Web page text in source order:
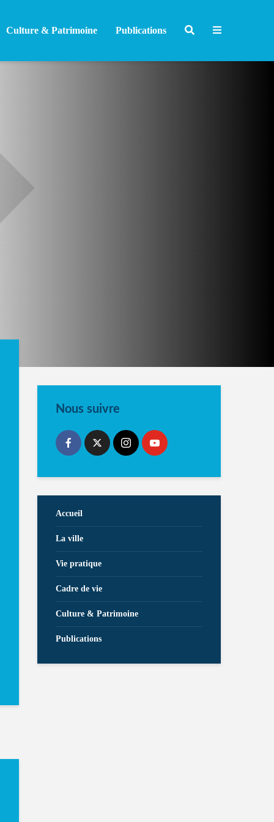
Culture & Patrimoine Publications
Nous suivre
Accueil
La ville
Vie pratique
Cadre de vie
Culture & Patrimoine
Publications